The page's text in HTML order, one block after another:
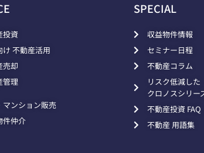
投資
け 不動産活用
売却
管理
マンション販売
件仲介
SPECIAL
収益物件情報
セミナー日程
不動産コラム
リスク低減した
クロノスシリー
不動産投資 FAQ
不動産 用語集